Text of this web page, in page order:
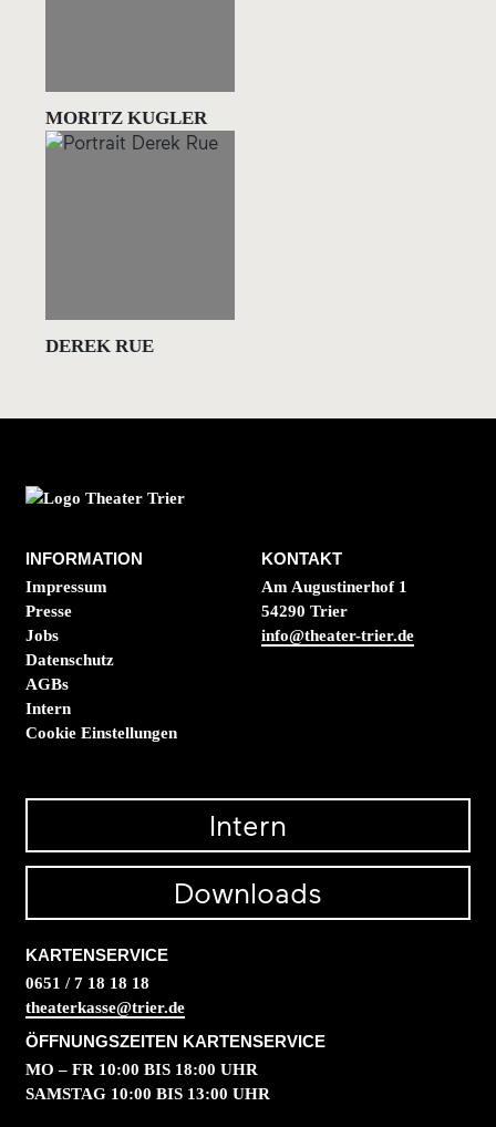
MORITZ KUGLER
DEREK RUE
INFORMATION
Impressum
Presse
Jobs
Datenschutz
AGBs
Intern
Cookie Einstellungen
KONTAKT
Am Augustinerhof 1
54290 Trier
info@theater-trier.de
Intern
Downloads
KARTENSERVICE
0651 / 7 18 18 18
theaterkasse@trier.de
ÖFFNUNGSZEITEN KARTENSERVICE
MO – FR 10:00 BIS 18:00 UHR
SAMSTAG 10:00 BIS 13:00 UHR